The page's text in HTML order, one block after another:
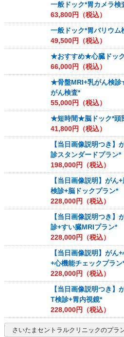
一般ドック*胃カメラ検
63,800円（税込）
一般ドック*胃バリウム
49,500円（税込）
★おすすめ★心臓ドッ
66,000円（税込）
★骨盤MRI+乳がん検診
がん検査*
55,000円（税込）
★短時間★脳ドック*頭
41,800円（税込）
【当日画像説明つき】
診スタンダードプラン*
198,000円（税込）
【当日画像説明】がん
検診+脳ドックプラン*
228,000円（税込）
【当日画像説明つき】
診+すい臓MRIプラン*
228,000円（税込）
【当日画像説明】がん
+心機能チェックプラン
228,000円（税込）
【当日画像説明つき】
T検診+胃内視鏡*
228,000円（税込）
さいたまセントラルクリニックのプラ